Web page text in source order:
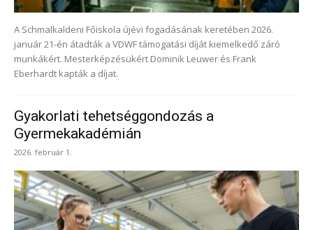
A Schmalkaldeni Főiskola újévi fogadásának keretében 2026.
január 21-én átadták a VDWF támogatási díját kiemelkedő záró
munkákért. Mesterképzésükért Dominik Leuwer és Frank
Eberhardt kapták a díjat.
Gyakorlati tehetséggondozás a
Gyermekakadémián
2026. február 1.